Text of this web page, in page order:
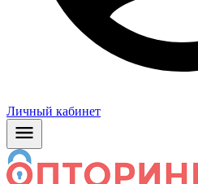
Личный кабинет